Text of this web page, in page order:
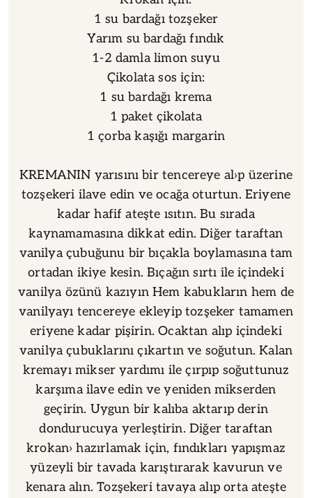
1 su bardağı tozşeker
Yarım su bardağı fındık
1-2 damla limon suyu
Çikolata sos için:
1 su bardağı krema
1 paket çikolata
1 çorba kaşığı margarin
KREMANIN yarısını bir tencereye al›p üzerine
tozşekeri ilave edin ve ocağa oturtun. Eriyene
kadar hafif ateşte ısıtın. Bu sırada
kaynamamasına dikkat edin. Diğer taraftan
vanilya çubuğunu bir bıçakla boylamasına tam
ortadan ikiye kesin. Bıçağın sırtı ile içindeki
vanilya özünü kazıyın Hem kabukların hem de
vanilyayı tencereye ekleyip tozşeker tamamen
eriyene kadar pişirin. Ocaktan alıp içindeki
vanilya çubuklarını çıkartın ve soğutun. Kalan
kremayı mikser yardımı ile çırpıp soğuttunuz
karşıma ilave edin ve yeniden mikserden
geçirin. Uygun bir kalıba aktarıp derin
dondurucuya yerleştirin. Diğer taraftan
krokan› hazırlamak için, fındıkları yapışmaz
yüzeyli bir tavada karıştırarak kavurun ve
kenara alın. Tozşekeri tavaya alıp orta ateşte